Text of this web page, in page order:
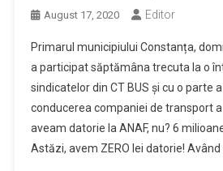
August 17, 2020 Editor
Primarul municipiului Constanța,
a participat săptămâna trecuta la o
sindicatelor din CT BUS și cu o parte
conducerea companiei de transport
aveam datorie la ANAF, nu? 6
Astăzi, avem ZERO lei datorie! Având